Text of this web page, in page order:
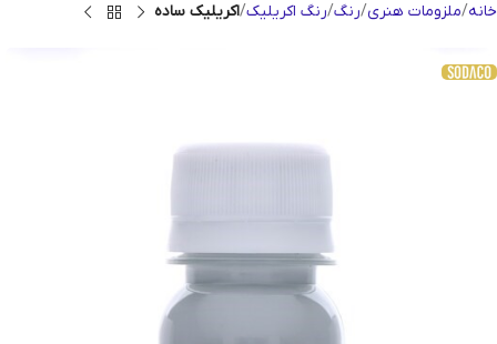
خانه ملزومات هنری رنگ رنگ اکریلیک اکریلیک ساده